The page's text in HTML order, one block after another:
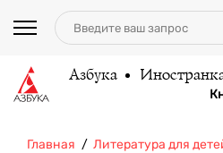
Азбука
Главная Литература для